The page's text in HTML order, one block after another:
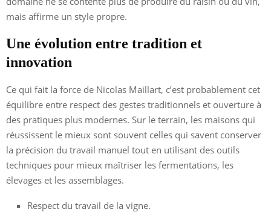
mais affirme un style propre.
Une évolution entre tradition et
innovation
Ce qui fait la force de Nicolas Maillart, c’est probablement cet
équilibre entre respect des gestes traditionnels et ouverture à
des pratiques plus modernes. Sur le terrain, les maisons qui
réussissent le mieux sont souvent celles qui savent conserver
la précision du travail manuel tout en utilisant des outils
techniques pour mieux maîtriser les fermentations, les
élevages et les assemblages.
Respect du travail de la vigne.